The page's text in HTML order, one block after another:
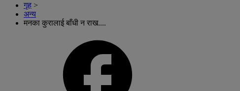
गृह >
अन्य
मनका कुरालाई बाँधी न राख....